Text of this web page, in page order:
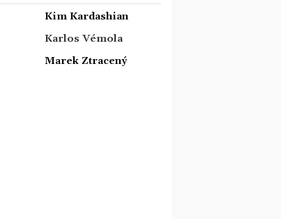
Kim Kardashian
Karlos Vémola
Marek Ztracený